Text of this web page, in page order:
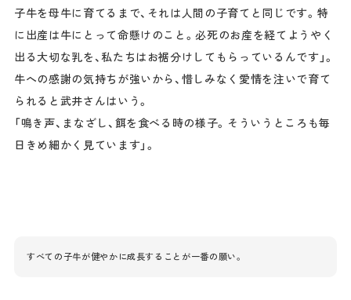
子牛を母牛に育てるまで、それは人間の子育てと同じです。特
に出産は牛にとって命懸けのこと。必死のお産を経てようやく
出る大切な乳を、私たちはお裾分けしてもらっているんです」。
牛への感謝の気持ちが強いから、惜しみなく愛情を注いで育て
られると武井さんはいう。
「鳴き声、まなざし、餌を食べる時の様子。そういうところも毎
日きめ細かく見ています」。
すべての子牛が健やかに成長することが一番の願い。